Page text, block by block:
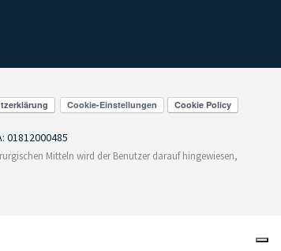
Cookie-Einstellungen
01812000485
Mitteln wird der Benutzer darauf hingewiesen,